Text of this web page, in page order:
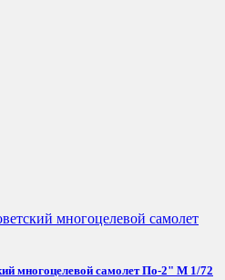
многоцелевой самолет По-2" М 1/72